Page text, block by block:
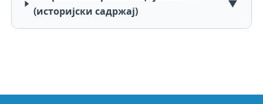
(историјски садржај)
▼